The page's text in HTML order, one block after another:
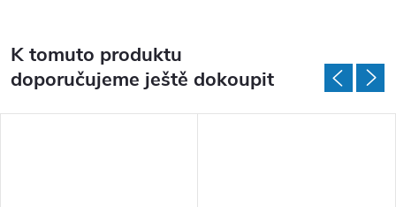
K tomuto produktu
doporučujeme ještě dokoupit